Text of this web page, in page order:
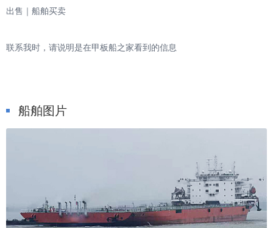
出售｜船舶买卖
联系我时，请说明是在甲板船之家看到的信息
船舶图片